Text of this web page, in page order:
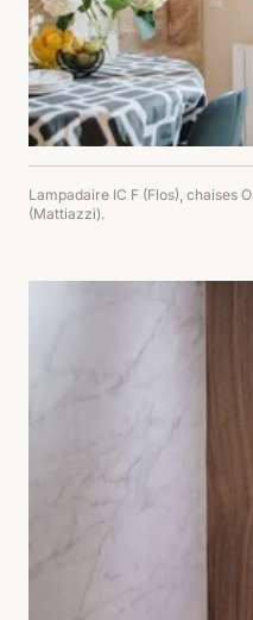
Lampadaire IC F (Flos), chaises
(Mattiazzi).